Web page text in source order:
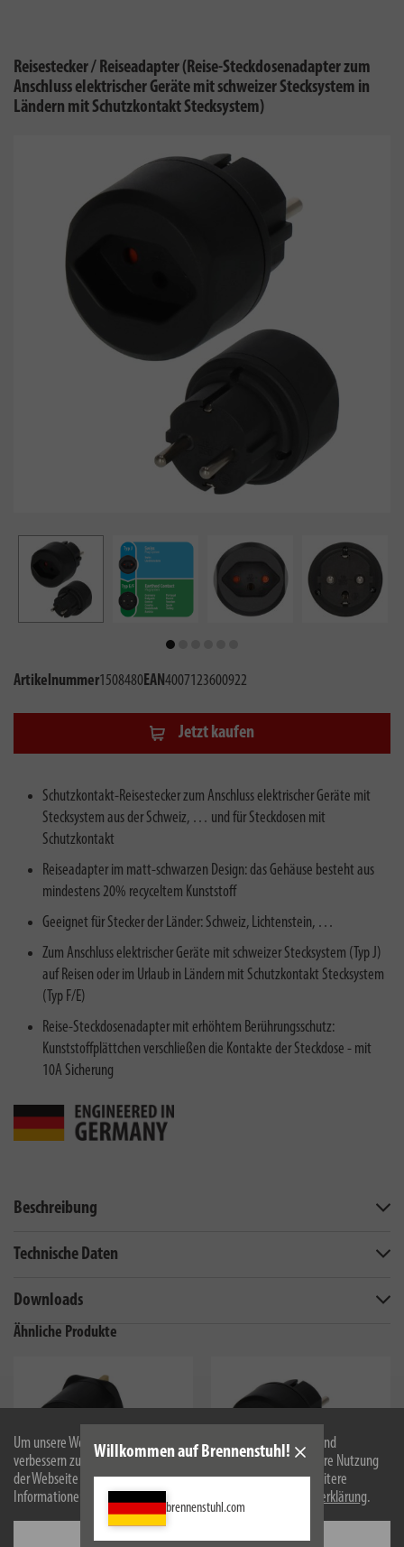
Um unsere Webseite für Sie optimal zu gestalten und fortlaufend
verbessern zu können, verwenden wir Cookies. Durch die weitere Nutzung
der Webseite stimmen Sie der Verwendung von Cookies zu. Weitere
Informationen zu Cookies erhalten Sie in unserer
Datenschutzerklärung.
Willkommen auf Brennenstuhl!
brennenstuhl.com
Reisestecker / Reiseadapter (Reise-Steckdosenadapter zum
Anschluss elektrischer Geräte mit schweizer Stecksystem in
Ländern mit Schutzkontakt Stecksystem)
Artikelnummer1508480EAN4007123600922
Jetzt kaufen
Schutzkontakt-Reisestecker zum Anschluss elektrischer Geräte mit
Stecksystem aus der Schweiz, … und für Steckdosen mit
Schutzkontakt
Reiseadapter im matt-schwarzen Design: das Gehäuse besteht aus
mindestens 20% recyceltem Kunststoff
Geeignet für Stecker der Länder: Schweiz, Lichtenstein, …
Zum Anschluss elektrischer Geräte mit schweizer Stecksystem (Typ J)
auf Reisen oder im Urlaub in Ländern mit Schutzkontakt Stecksystem
(Typ F/E)
Reise-Steckdosenadapter mit erhöhtem Berührungsschutz:
Kunststoffplättchen verschließen die Kontakte der Steckdose - mit
10A Sicherung
Beschreibung
Technische Daten
Downloads
Ähnliche Produkte